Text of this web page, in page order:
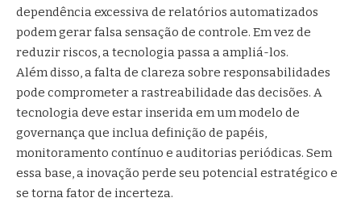
dependência excessiva de relatórios automatizados
podem gerar falsa sensação de controle. Em vez de
reduzir riscos, a tecnologia passa a ampliá-los.
Além disso, a falta de clareza sobre responsabilidades
pode comprometer a rastreabilidade das decisões. A
tecnologia deve estar inserida em um modelo de
governança que inclua definição de papéis,
monitoramento contínuo e auditorias periódicas. Sem
essa base, a inovação perde seu potencial estratégico e
se torna fator de incerteza.